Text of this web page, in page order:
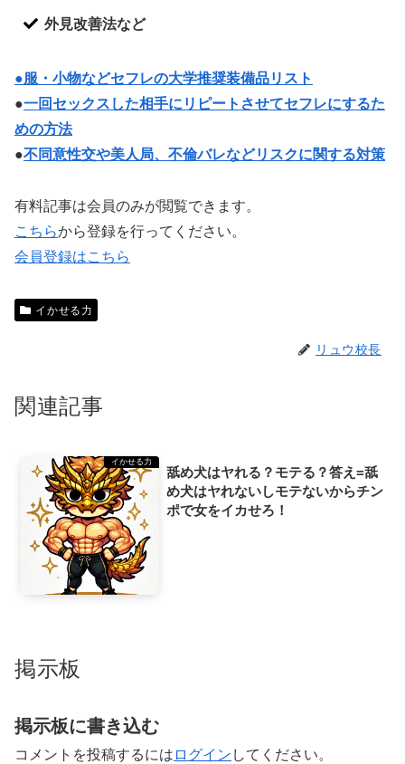
外見改善法など
●服・小物などセフレの大学推奨装備品リスト
●一回セックスした相手にリピートさせてセフレにするた
めの方法
●不同意性交や美人局、不倫バレなどリスクに関する対策
有料記事は会員のみが閲覧できます。
こちらから登録を行ってください。
会員登録はこちら
イかせる力
リュウ校長
関連記事
イかせる力
舐め犬はヤれる？モテる？答え=舐
め犬はヤれないしモテないからチン
ポで女をイカせろ！
掲示板
掲示板に書き込む
コメントを投稿するには ログイン してください。